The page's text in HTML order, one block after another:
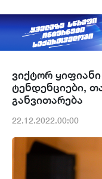
ვიქტორ
ტენდენციები,
განვითარება
22.12.2022.00:00